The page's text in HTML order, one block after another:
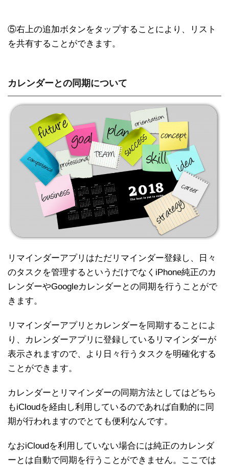
⑤右上の追加ボタンをタップすることにより、リスト
を共有することができます。
カレンダーとの同期について
リマインダーアプリはただリマインダー登録し、日々
のタスクを管理するというだけでなくiPhone純正のカ
レンダーやGoogleカレンダーとの同期を行うことがで
きます。
リマインダーアプリとカレンダーを同期することによ
り、カレンダーアプリに登録しているリマインダーが
表示されますので、より日々行うタスクを明確化する
ことができます。
カレンダーとリマインダーの同期方法としてはどちら
もiCloudを経由し利用しているのであれば自動的に同
期が行われますのでとても便利なんです。
なおiCloudを利用していない場合には純正のカレンダ
ーとは自動で同期を行うことができません。ここでは